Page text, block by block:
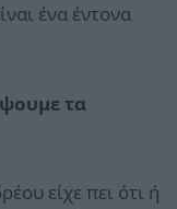
ένα έντονα
τα
είχε πει ότι ή